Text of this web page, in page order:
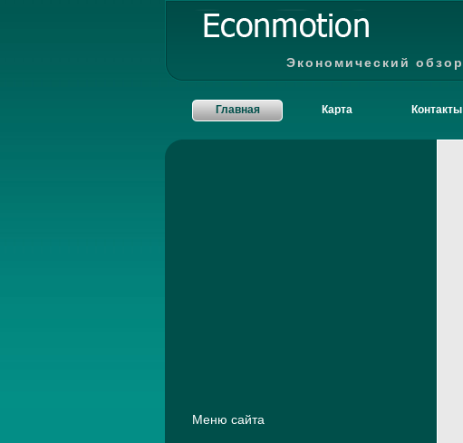
Экономический обзор
Главная Карта Контакты
Меню сайта